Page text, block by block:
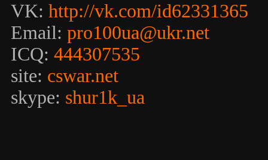
VK: http://vk.com/id62331365
Email: pro100ua@ukr.net
ICQ: 444307535
site: cswar.net
skype: shur1k_ua